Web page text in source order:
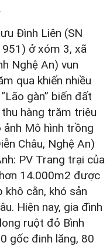
Đình Liên (SN
ở xóm 3, xã
Nghệ An) vun
qua khiến nhiều
gàn” biến đất
hàng trăm triệu
Mô hình trồng
Châu, Nghệ An)
PV Trang trại của
14.000m2 được
cằn, khó sản
Hiện nay, gia đình
ruột đỏ Bình
gốc đinh lăng, 80